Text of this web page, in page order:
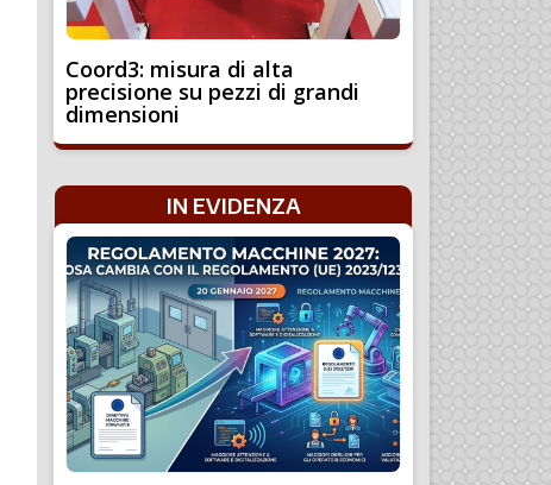
Coord3: misura di alta
precisione su pezzi di grandi
dimensioni
IN EVIDENZA